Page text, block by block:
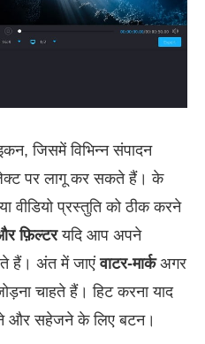
जिसमें विभिन्न संपादन
पर लागू कर सकते हैं। के
वीडियो प्रस्तुति को ठीक करने
फ़िल्टरयदि आप अपने
हैं। अंत में जाएंवाटर-मार्कअगर
चाहते हैं। हिट करना याद
और सहेजने के लिए बटन।